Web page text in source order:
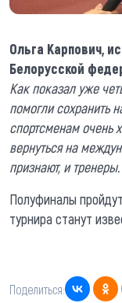
Ольга Карпович,
Белорусской
Как показал уже
помогли сохранить
спортсменам очень
вернуться на
признают, и тренеры.
Полуфиналы
турнира станут
Поделиться: